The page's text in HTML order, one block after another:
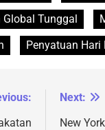
Global Tunggal
Penyatuan Hari
Next:
New